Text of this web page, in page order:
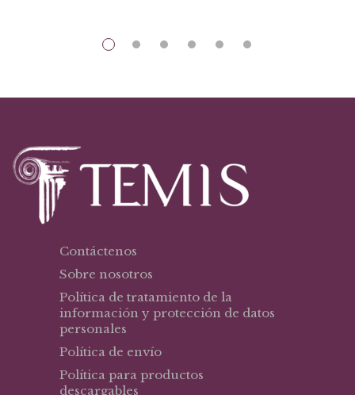
Contáctenos
Sobre nosotros
Política de tratamiento de la
información y protección de datos
personales
Política de envío
Política para productos
descargables